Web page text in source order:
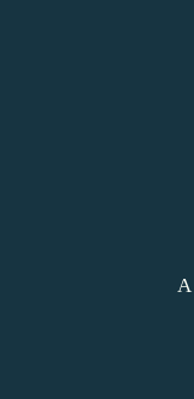
A